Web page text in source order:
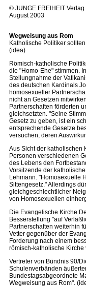
© JUNGE FREIHEIT
August 2003
Wegweisung aus Rom
Katholische Politiker
(idea)
Römisch-katholische
die "Homo-Ehe" stimmen.
Stellungnahme der
des deutschen Kardinals
homosexueller
nicht an Gesetzen
Partnerschaften förderten
gleichsetzten. "Seine
Gesetz zu geben, ist ein
entsprechende Gesetze
versuchen, deren
Aus Sicht der katholischen
Personen verschiedenen
des Lebens den
Vorsitzende der
Lehmann. "Homosexuelle
Sittengesetz." Allerdings
gleichgeschlechtlicher
von Homosexuellen
Die Evangelische Kirche
Besserstellung "auf
Partnerschaften weiterhin
Vetter gegenüber der
Forderung nach einem
römisch-katholische
Vertreter von Bündnis 90/
Schulenverbänden
Bundestagsabgeordnete
Wegweisung aus Rom".